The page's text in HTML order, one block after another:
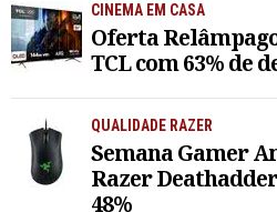
CINEMA EM CASA
Oferta
TCL com 63% de
QUALIDADE RAZER
Semana Gamer
Razer
48%